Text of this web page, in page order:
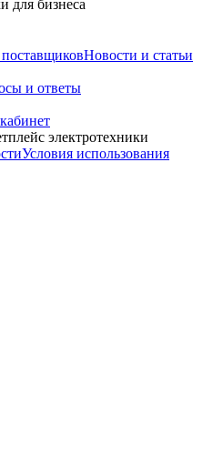
для бизнеса
Новости и статьи
и ответы
электротехники
Условия использования